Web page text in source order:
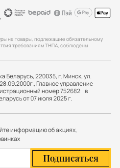
на товары, подлежащие обязательному
требованиям ТНПА, соблюдены
220035, г. Минск, ул.
Главное управление
номер 752682 в
от 07 июля 2025 г.
информацию об акциях,
Подписаться